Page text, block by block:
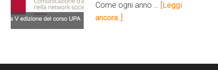
Come ogni anno …
[Leggi
ancora..]